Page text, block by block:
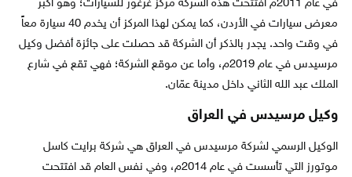
في عام 2011م افتتحت هذه الشركة مركز غرغور للسيارات؛ وهو أكبر
معرض سيارات في الأردن، كما يمكن لهذا المركز أن يخدم 40 سيارة معاً
في وقت واحد. يجدر بالذكر أن الشركة قد حصلت على جائزة أفضل وكيل
مرسيدس في عام 2019م، وأما عن موقع الشركة؛ فهي تقع في شارع
الملك عبد الله الثاني داخل مدينة عمّان.
وكيل مرسيدس في العراق
الوكيل الرسمي لشركة مرسيدس في العراق هي شركة برايت كاسل
موتورز التي تأسست في عام 2014م، وفي نفس العام قد افتتحت